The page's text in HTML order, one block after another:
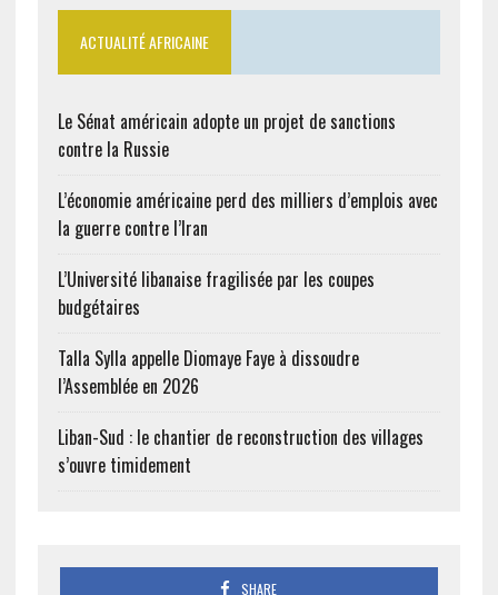
ACTUALITÉ AFRICAINE
Le Sénat américain adopte un projet de sanctions
contre la Russie
L’économie américaine perd des milliers d’emplois avec
la guerre contre l’Iran
L’Université libanaise fragilisée par les coupes
budgétaires
Talla Sylla appelle Diomaye Faye à dissoudre
l’Assemblée en 2026
Liban-Sud : le chantier de reconstruction des villages
s’ouvre timidement
SHARE